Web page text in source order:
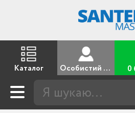
Каталог Особистий кабінет 0